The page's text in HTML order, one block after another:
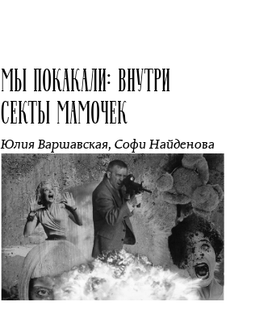
МЫ ПОКАКАЛИ: ВНУТРИ
СЕКТЫ МАМОЧЕК
Юлия Варшавская,Софи Найденова